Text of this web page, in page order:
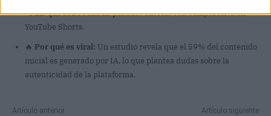
📲En qué red social ha pasado:TikTok, con comparativa en
YouTube Shorts.
🔥 Por qué es viral: Un estudio revela que el 59% del contenido
inicial es generado por IA, lo que plantea dudas sobre la
autenticidad de la plataforma.
Artículo anterior
Artículo siguiente